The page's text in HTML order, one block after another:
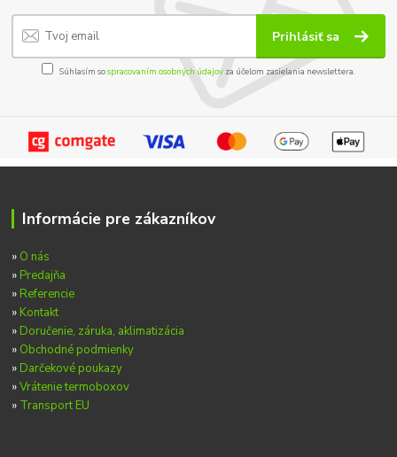
Prihlásiť sa
Súhlasím sospracovaním osobných údajov za účelom zasielania newslettera.
Informácie pre zákazníkov
» O nás
» Predajňa
» Referencie
» Kontakt
» Doručenie, záruka, aklimatizácia
» Obchodné podmienky
» Darčekové poukazy
»Vrátenie termoboxov
» Transport EU